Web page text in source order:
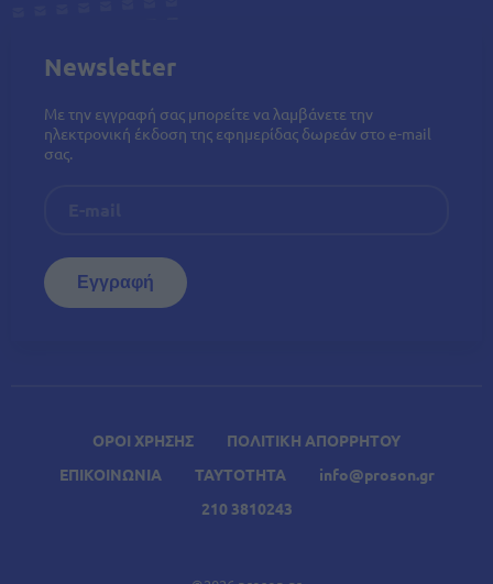
ΟΡΟΙ ΧΡΗΣΗΣ
ΠΟΛΙΤΙΚΗ ΑΠΟΡΡΗΤΟΥ
ΕΠΙΚΟΙΝΩΝΙΑ
ΤΑΥΤΟΤΗΤΑ
info@proson.gr
210 3810243
Newsletter
Με την εγγραφή σας μπορείτε να λαμβάνετε την
ηλεκτρονική έκδοση της εφημερίδας δωρεάν στο e-mail
σας.